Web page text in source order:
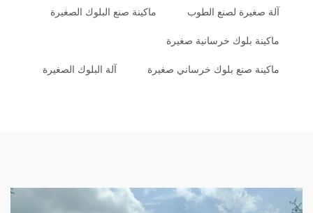
آلة صغيرة لصنع الطوب ماكينة صنع البلوك الصغيرة
ماكينة بلوك خرسانية صغيرة
ماكينة صنع بلوك خرساني صغيرة آلة البلوك الصغيرة